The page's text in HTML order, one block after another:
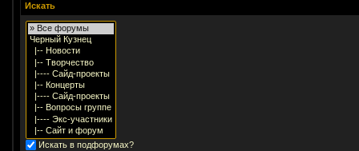
Искать
Искать в подфорумах?